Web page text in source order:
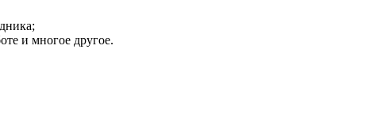
и многое другое.